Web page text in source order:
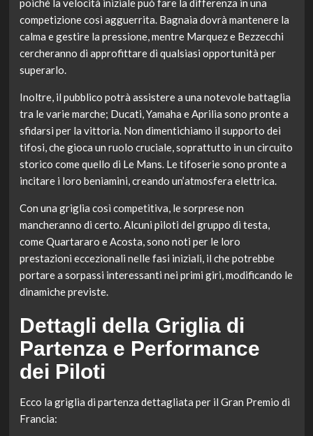
poiché la velocità iniziale può fare la differenza in una
competizione così agguerrita. Bagnaia dovrà mantenere la
calma e gestire la pressione, mentre Marquez e Bezzecchi
cercheranno di approfittare di qualsiasi opportunità per
superarlo.
Inoltre, il pubblico potrà assistere a una notevole battaglia
tra le varie marche; Ducati, Yamaha e Aprilia sono pronte a
sfidarsi per la vittoria. Non dimentichiamo il supporto dei
tifosi, che gioca un ruolo cruciale, soprattutto in un circuito
storico come quello di Le Mans. Le tifoserie sono pronte a
incitare i loro beniamini, creando un’atmosfera elettrica.
Con una griglia così competitiva, le sorprese non
mancheranno di certo. Alcuni piloti del gruppo di testa,
come Quartararo e Acosta, sono noti per le loro
prestazioni eccezionali nelle fasi iniziali, il che potrebbe
portare a sorpassi interessanti nei primi giri, modificando le
dinamiche previste.
Dettagli della Griglia di
Partenza e Performance
dei Piloti
Ecco la griglia di partenza dettagliata per il Gran Premio di
Francia: